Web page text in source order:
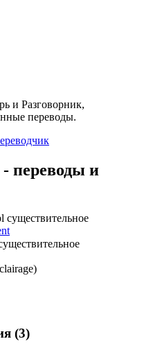
и Разговорник,
переводы.
переводы и
существительное
(3)